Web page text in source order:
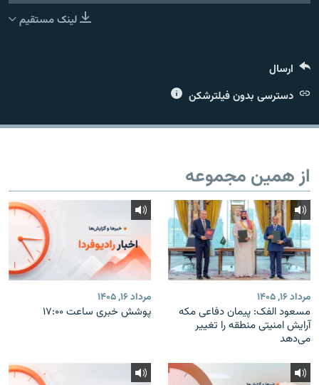
لینک مستقیم
ارسال
دسترسی بدون فیلترشکن
از همین مجموعه
مرداد ۱۶, ۱۴۰۵
مسعود الفک: پیمان دفاعی مکه
آرایش امنیتی منطقه را تغییر
می‌دهد
مرداد ۱۶, ۱۴۰۵
پوشش خبری ساعت ۱۷:۰۰